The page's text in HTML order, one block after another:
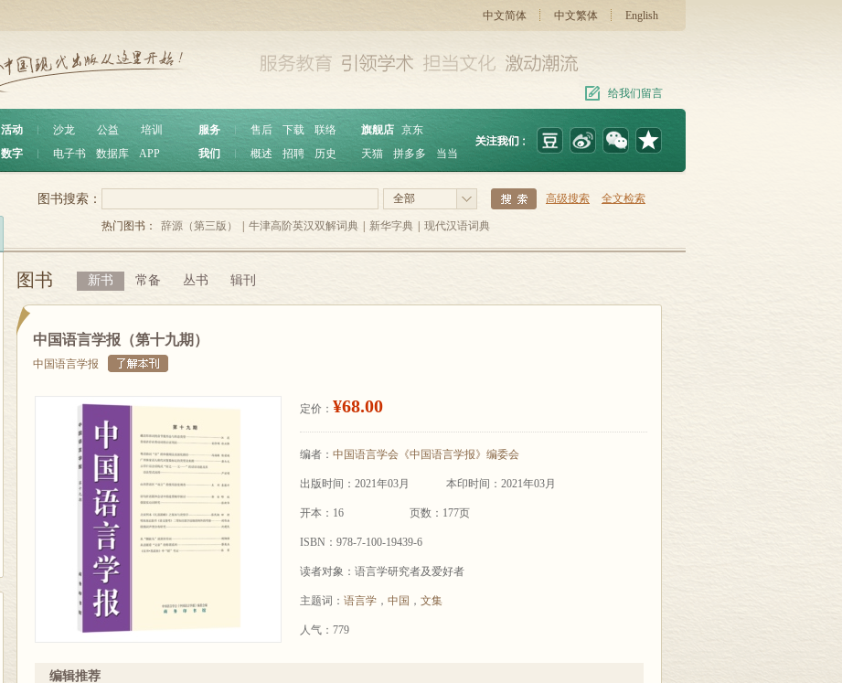
中文简体 中文繁体 English
给我们留言
活动 沙龙 公益
培训
数字
电子书 数据库 APP
服务 ︱ 售后 下载
联络
我们
概述 招聘 历史
旗舰店 京东
天猫
拼多多 当当
全部 高级搜索 全文检索
图书搜索：
热门图书： 辞源（第三版） 牛津高阶英汉双解词典 新华字典 现代汉语词典
图书 新书 常备 丛书 辑刊
中国语言学报（第十九期）
中国语言学报
定价： ¥68.00
编者： 中国语言学会《中国语言学报》编委会
出版时间：2021年03月 本印时间：2021年03月
开本：16 页数：177页
ISBN：978-7-100-19439-6
读者对象：语言学研究者及爱好者
主题词： 语言学 ， 中国 ， 文集
人气：779
编辑推荐